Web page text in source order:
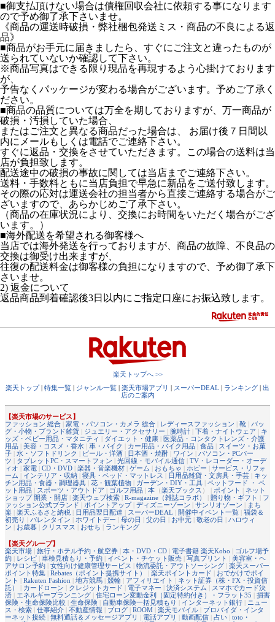
■御支払頂けない場合は債権回収会社に依頼する事になります
ので予め御了承下さいませ。
《商品の運送時破損・弊社梱包発送ミス・商品の不良による返
品》
■商品がお手元に届きましたら、すぐにご注文と違ったものが
送られていないか確認して下さい。
※商品写真はできる限り現品を再現するよう心掛けております
が、
予告なくパッケージが変わる場合がございます。予めご了承く
ださい。
■商品の品質については万全を期しておりますが、万一商品が
破損・汚損していた場合、
またはご注文と異なる商品だった場合は、 お届け後７日間以
内にメールもしくは電話でご連絡下さい。
すぐに返品・交換をさせていただきます。この場合の送料は当
店が負担致します。
配送途中の破損の事故に関しては当店までご連絡下さい。
送料・手数料ともに当店負担で早急に新品をご送付致します。
その際の応対は運送会社の担当者から直接ご連絡する場合がご
ざいますので、あらかじめご了承下さい。
（商品の在庫状況により、交換にお時間をいただく場合がござ
います。）
■海外配送を希望される御客様へ
当店では海外発送を行っておりますが、商品の故障、不良品の
交換は御受け出来ますが、
往復の配送料金は御客様の負担になりますので、予め御了承下
さいませ。
2) 返金について
返品商品到着確認後3日以内にご指定口座にお振込致します。
楽天トップへ >>
楽天トップ| 特集一覧 | ジャンル一覧 | 楽天市場アプリ | スーパーDEAL | ランキング | 出
店のご案内
【楽天市場のサービス】
ファッション 総合 | 家電・パソコン・カメラ 総合 | レディースファッション | 靴 | バッ
グ・小物・ブランド雑貨 | ジュエリー・アクセサリー | 腕時計 | 下着・ナイトウェア | キ
ッズ・ベビー用品・マタニティ | ダイエット・健康 | 医薬品・コンタクトレンズ・介護
用品 | 美容・コスメ・香水 | 車・バイク | カー用品・バイク用品 | 食品 | スイーツ・お菓
子 | 水・ソフトドリンク | ビール・洋酒 | 日本酒・焼酎 | ワイン | パソコン・PCパー
ツ | タブレットPC・スマートフォン | 光回線・モバイル通信 | TV・レコーダー・オーデ
ィオ | 家電 | CD・DVD | 楽器・音楽機材 | ゲーム | おもちゃ | ホビー | サービス・リフォ
ーム | インテリア・収納 | 寝具・ベッド・マットレス | 日用品雑貨・文房具・手芸 | キッ
チン用品・食器・調理器具 | 花・観葉植物 | ガーデン・DIY・工具 | ペットフード ・ ペ
ット用品 | スポーツ・アウトドア | ゴルフ用品 | 本 （楽天ブックス ） | ポイント | ネット
ショップ 開業・開店 | 楽天ウェブ検索 | R-magazine（雑誌コラボ） | 贈り物・ギフト | フ
ァッション公式ブランド | ポイントアップ| ディズニーゾーン | サンリオゾーン | まち
楽 | 楽天ふるさと納税 | 日用品翌日配達 | スーパーDEAL | 開催中イベント一覧 | 福袋＆
初売り | バレンタイン | ホワイトデー | 母の日 | 父の日 | お中元 | 敬老の日 | ハロウィ
ン | お歳暮 | クリスマス | おせち | ランキング
【楽天グループ】
楽天市場 | 旅行・ホテル予約・航空券 | 本・DVD・CD | 電子書籍 楽天Kobo | ゴルフ場予
約 | レシピ | 車検見積もり・予約 | イベント・チケット販売 | 写真プリント | 美容室・ヘ
アサロン予約 | 女性向け健康管理サービス | 物流委託・アウトソーシング | 楽天スーパー
ポイント特集 | Rebates（ポイント提携サイト） | 楽天ポイントカード | おでかけでポイ
ント | Rakuten Fashion | 地方競馬 | 競輪 | アフィリエイト | ネット証券（株・FX・投資信
託）
| カードローン | クレジットカード | 電子マネー | 決済システム | スマホでカード決
済 | エネルギープランニング | 住宅ローン変動金利（固定特約付き）・フラット35 | 損害
保険・生命保険比較 | 生命保険 | 自動車保険一括見積もり | インターネット銀行 | ニュー
ス・検索 | 仕事紹介 | 不動産情報 | ブログ | ROOM | 楽天モバイル | プロバイダ・インタ
ーネット接続 | 無料通話＆メッセージアプリ | 電話アプリ | 動画配信 | 占い | toto・